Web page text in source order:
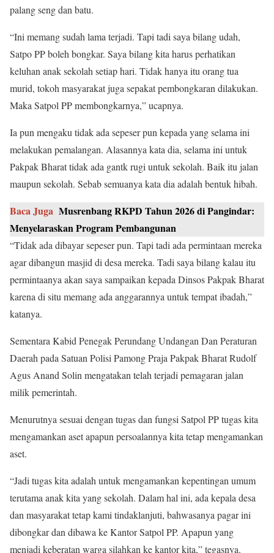
palang seng dan batu.
“Ini memang sudah lama terjadi. Tapi tadi saya bilang udah,
Satpo PP boleh bongkar. Saya bilang kita harus perhatikan
keluhan anak sekolah setiap hari. Tidak hanya itu orang tua
murid, tokoh masyarakat juga sepakat pembongkaran dilakukan.
Maka Satpol PP membongkarnya,” ucapnya.
Ia pun mengaku tidak ada sepeser pun kepada yang selama ini
melakukan pemalangan. Alasannya kata dia, selama ini untuk
Pakpak Bharat tidak ada gantk rugi untuk sekolah. Baik itu jalan
maupun sekolah. Sebab semuanya kata dia adalah bentuk hibah.
Baca Juga Musrenbang RKPD Tahun 2026 di Pangindar:
Menyelaraskan Program Pembangunan
“Tidak ada dibayar sepeser pun. Tapi tadi ada permintaan mereka
agar dibangun masjid di desa mereka. Tadi saya bilang kalau itu
permintaanya akan saya sampaikan kepada Dinsos Pakpak Bharat
karena di situ memang ada anggarannya untuk tempat ibadah,”
katanya.
Sementara Kabid Penegak Perundang Undangan Dan Peraturan
Daerah pada Satuan Polisi Pamong Praja Pakpak Bharat Rudolf
Agus Anand Solin mengatakan telah terjadi pemagaran jalan
milik pemerintah.
Menurutnya sesuai dengan tugas dan fungsi Satpol PP tugas kita
mengamankan aset apapun persoalannya kita tetap mengamankan
aset.
“Jadi tugas kita adalah untuk mengamankan kepentingan umum
terutama anak kita yang sekolah. Dalam hal ini, ada kepala desa
dan masyarakat tetap kami tindaklanjuti, bahwasanya pagar ini
dibongkar dan dibawa ke Kantor Satpol PP. Apapun yang
menjadi keberatan warga silahkan ke kantor kita,” tegasnya.